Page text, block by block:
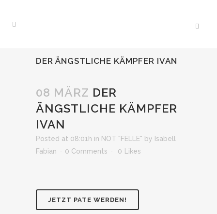
DER ÄNGSTLICHE KÄMPFER IVAN
08 MÄRZ DER
ÄNGSTLICHE KÄMPFER
IVAN
Posted at 08:01h in NOT "FELLE" by Isabell
Fabian
0 Comments 0 Likes
JETZT PATE WERDEN!